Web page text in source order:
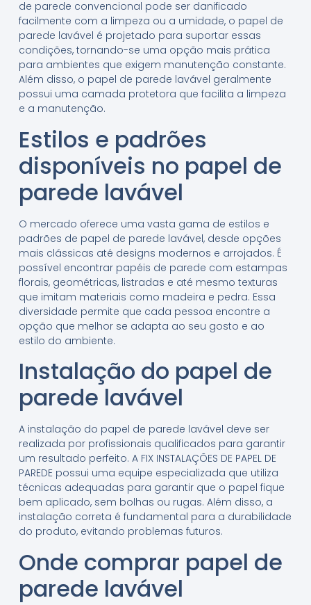
de parede convencional pode ser danificado
facilmente com a limpeza ou a umidade, o papel de
parede lavável é projetado para suportar essas
condições, tornando-se uma opção mais prática
para ambientes que exigem manutenção constante.
Além disso, o papel de parede lavável geralmente
possui uma camada protetora que facilita a limpeza
e a manutenção.
Estilos e padrões
disponíveis no papel de
parede lavável
O mercado oferece uma vasta gama de estilos e
padrões de papel de parede lavável, desde opções
mais clássicas até designs modernos e arrojados. É
possível encontrar papéis de parede com estampas
florais, geométricas, listradas e até mesmo texturas
que imitam materiais como madeira e pedra. Essa
diversidade permite que cada pessoa encontre a
opção que melhor se adapta ao seu gosto e ao
estilo do ambiente.
Instalação do papel de
parede lavável
A instalação do papel de parede lavável deve ser
realizada por profissionais qualificados para garantir
um resultado perfeito. A FIX INSTALAÇÕES DE PAPEL DE
PAREDE possui uma equipe especializada que utiliza
técnicas adequadas para garantir que o papel fique
bem aplicado, sem bolhas ou rugas. Além disso, a
instalação correta é fundamental para a durabilidade
do produto, evitando problemas futuros.
Onde comprar papel de
parede lavável